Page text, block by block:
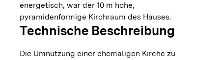
energetisch, war der 10 m hohe,
pyramidenförmige Kirchraum des Hauses.
Technische Beschreibung
Die Umnutzung einer ehemaligen Kirche zu